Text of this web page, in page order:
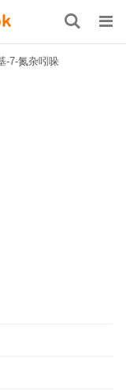
-7-氮杂吲哚